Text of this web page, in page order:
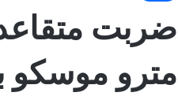
ضربت
مترو